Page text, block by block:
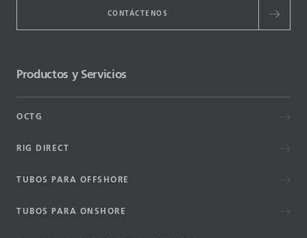
CONTÁCTENOS
Productos y Servicios
OCTG
RIG DIRECT
TUBOS PARA OFFSHORE
TUBOS PARA ONSHORE